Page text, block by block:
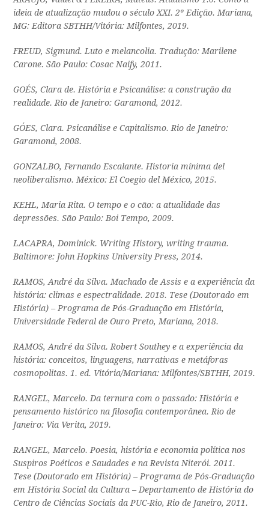
ideia de atualização mudou o século XXI. 2º Edição. Mariana,
MG: Editora SBTHH/Vitória: Milfontes, 2019.
FREUD, Sigmund. Luto e melancolia. Tradução: Marilene
Carone. São Paulo: Cosac Naify, 2011.
GOÉS, Clara de. História e Psicanálise: a construção da
realidade. Rio de Janeiro: Garamond, 2012.
GÓES, Clara. Psicanálise e Capitalismo. Rio de Janeiro:
Garamond, 2008.
GONZALBO, Fernando Escalante. Historia mínima del
neoliberalismo. México: El Coegio del México, 2015.
KEHL, Maria Rita.O tempo e o cão: a atualidade das
depressões. São Paulo: Boi Tempo, 2009.
LACAPRA, Dominick. Writing History, writing trauma.
Baltimore: John Hopkins University Press, 2014.
RAMOS, André da Silva. Machado de Assis e a experiência da
história: climas e espectralidade. 2018. Tese (Doutorado em
História) – Programa de Pós-Graduação em História,
Universidade Federal de Ouro Preto, Mariana, 2018.
RAMOS, André da Silva. Robert Southey e a experiência da
história: conceitos, linguagens, narrativas e metáforas
cosmopolitas. 1. ed. Vitória/Mariana: Milfontes/SBTHH, 2019.
RANGEL, Marcelo. Da ternura com o passado: História e
pensamento histórico na filosofia contemporânea. Rio de
Janeiro: Via Verita, 2019.
RANGEL, Marcelo. Poesia, história e economia política nos
Suspiros Poéticos e Saudades e na Revista Niterói. 2011.
Tese (Doutorado em História) – Programa de Pós-Graduação
em História Social da Cultura – Departamento de História do
Centro de Ciências Sociais da PUC-Rio, Rio de Janeiro, 2011.